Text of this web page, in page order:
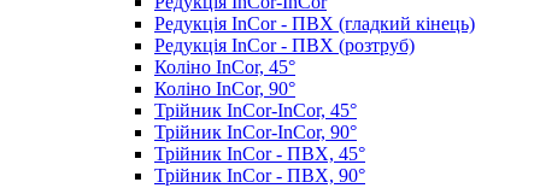
Редукція InCor - ПВХ (гладкий кінець)
Редукція InCor - ПВХ (розтруб)
Коліно InCor, 45°
Коліно InCor, 90°
Трійник InCor-InCor, 45°
Трійник InCor-InCor, 90°
Трійник InCor - ПВХ, 45°
Трійник InCor - ПВХ, 90°